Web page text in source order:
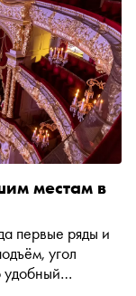
местам в
первые ряды и
угол
удобный